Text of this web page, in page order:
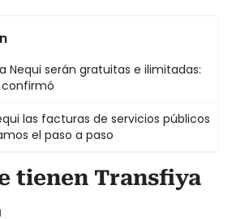
Nequi serán gratuitas e ilimitadas:
las facturas de servicios públicos
el paso a paso
tienen Transfiya